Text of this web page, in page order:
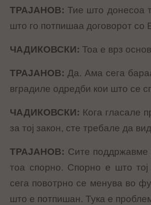
ТРАЈАНОВ: Тие што донесоа
што го потпишаа договорот со
ЧАДИКОВСКИ: Тоа е врз
ТРАЈАНОВ: Да. Ама сега
вградиле одредби кои што се
ЧАДИКОВСКИ: Кога гласале
за тој закон, сте требале да
ТРАЈАНОВ: Сите поддржавме
тоа спорно. Спорно е што
сега повотрно се менува во
што е потпишан. Тука е